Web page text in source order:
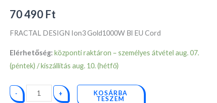
70 490 Ft
FRACTAL DESIGN Ion3 Gold1000W Bl EU Cord
Elérhetőség: központi raktáron – személyes átvétel aug. 07.
(péntek) / kiszállítás aug. 10. (hétfő)
- + KOSÁRBA
TESZEM